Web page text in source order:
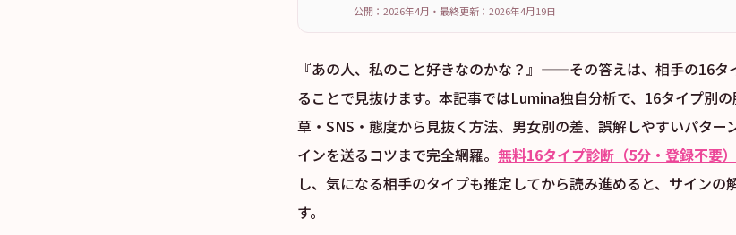
公開：2026年4月 ・ 最終更新： 2026年4月19日
『あの人、私のこと好きなのかな？』——その答えは、相手の16タ
ることで見抜けます。本記事ではLumina独自分析で、16タイプ別
草・SNS・態度から見抜く方法、男女別の差、誤解しやすいパター
インを送るコツまで完全網羅。 無料16タイプ診断（5分・登録不要）
し、気になる相手のタイプも推定してから読み進めると、サインの
す。